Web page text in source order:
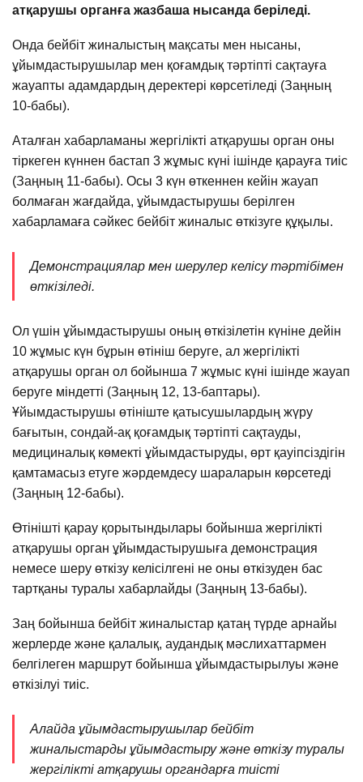
атқарушы органға жазбаша нысанда беріледі.
Онда бейбіт жиналыстың мақсаты мен нысаны,
ұйымдастырушылар мен қоғамдық тәртіпті сақтауға
жауапты адамдардың деректері көрсетіледі (Заңның
10-бабы).
Аталған хабарламаны жергілікті атқарушы орган оны
тіркеген күннен бастап 3 жұмыс күні ішінде қарауға тиіс
(Заңның 11-бабы). Осы 3 күн өткеннен кейін жауап
болмаған жағдайда, ұйымдастырушы берілген
хабарламаға сәйкес бейбіт жиналыс өткізуге құқылы.
Демонстрациялар мен шерулер келісу тәртібімен
өткізіледі.
Ол үшін ұйымдастырушы оның өткізілетін күніне дейін
10 жұмыс күн бұрын өтініш беруге, ал жергілікті
атқарушы орган ол бойынша 7 жұмыс күні ішінде жауап
беруге міндетті (Заңның 12, 13-баптары).
Ұйымдастырушы өтініште қатысушылардың жүру
бағытын, сондай-ақ қоғамдық тәртіпті сақтауды,
медициналық көмекті ұйымдастыруды, өрт қауіпсіздігін
қамтамасыз етуге жәрдемдесу шараларын көрсетеді
(Заңның 12-бабы).
Өтінішті қарау қорытындылары бойынша жергілікті
атқарушы орган ұйымдастырушыға демонстрация
немесе шеру өткізу келісілгені не оны өткізуден бас
тартқаны туралы хабарлайды (Заңның 13-бабы).
Заң бойынша бейбіт жиналыстар қатаң түрде арнайы
жерлерде және қалалық, аудандық мәслихаттармен
белгілеген маршрут бойынша ұйымдастырылуы және
өткізілуі тиіс.
Алайда ұйымдастырушылар бейбіт
жиналыстарды ұйымдастыру және өткізу туралы
жергілікті атқарушы органдарға тиісті